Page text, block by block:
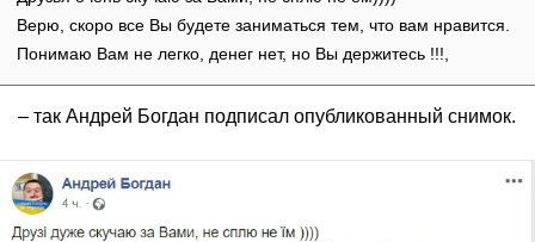
Верю, скоро все Вы будете заниматься тем, что вам нравится.
Понимаю Вам не легко, денег нет, но Вы держитесь !!!,
– так Андрей Богдан подписал опубликованный снимок.